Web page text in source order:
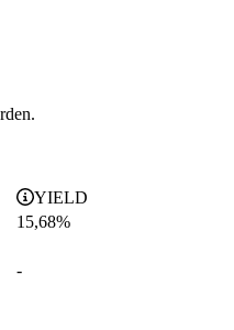
YIELD
15,68%
-